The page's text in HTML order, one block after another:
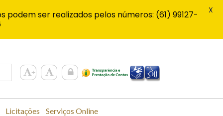
Licitações Serviços Online
ser realizados pelos números: (61) 99127-
X